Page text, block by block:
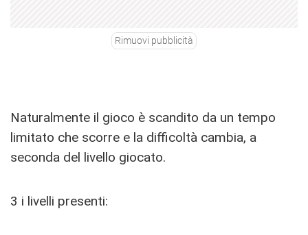
Rimuovi pubblicità
Naturalmente il gioco è scandito da un tempo
limitato che scorre e la difficoltà cambia, a
seconda del livello giocato.
3 i livelli presenti: